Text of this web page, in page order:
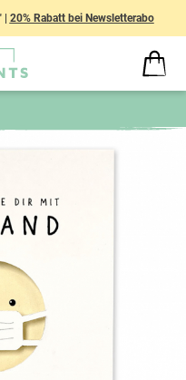
20% Rabatt bei Newsletterabo